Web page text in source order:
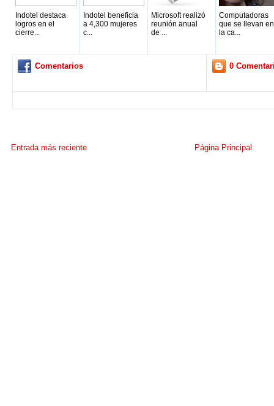
Indotel destaca
logros en el
cierre...
Indotel beneficia
a 4,300 mujeres
c...
Microsoft realizó
reunión anual
de ...
Computadoras
que se llevan en
la ca...
Comentarios 0
Entrada más reciente Página Principal